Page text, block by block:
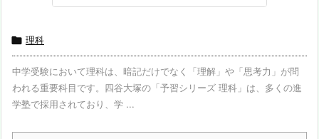
 理科
中学受験において理科は、暗記だけでなく「理解」や「思考力」が問
われる重要科目です。四谷大塚の「予習シリーズ 理科」は、多くの進
学塾で採用されており、学 ...